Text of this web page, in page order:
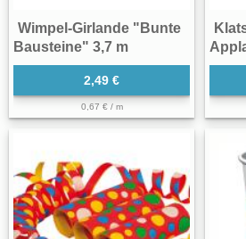
Wimpel-Girlande "Bunte
Bausteine" 3,7 m
2,49 €
0,67 € / m